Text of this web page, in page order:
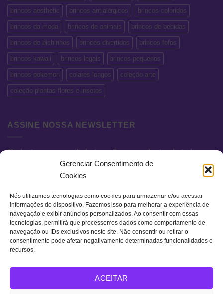
Gerenciar Consentimento de
Cookies
Nós utilizamos tecnologias como cookies para armazenar e/ou acessar
informações do dispositivo. Fazemos isso para melhorar a experiência de
navegação e exibir anúncios personalizados. Ao consentir com essas
tecnologias, permitirá que processemos dados como comportamento de
navegação ou IDs exclusivos neste site. Não consentir ou retirar o
consentimento pode afetar negativamente determinadas funcionalidades e
recursos.
ACEITAR
brincos aesthetic brincos antialérgicos brincos coloridos
brincos da moda brincos de animais brincos de bebidas
brincos de bichinhos brincos divertidos brincos fofos
brincos kawaii brincos legais brincos pequenos
brincos pokemon colares longos coleção arte
coleção plantas flores e insetos
ASSINE NOSSA NEWSLETTER
Cadastre seu e-mail abaixo e fique por dentro de todas as
novidades e promoções exclusivas.
Visa MasterCard